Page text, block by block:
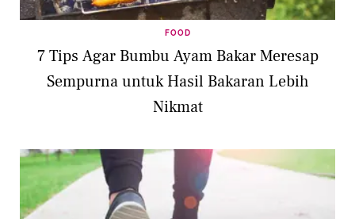
FOOD
7 Tips Agar Bumbu Ayam Bakar Meresap
Sempurna untuk Hasil Bakaran Lebih
Nikmat